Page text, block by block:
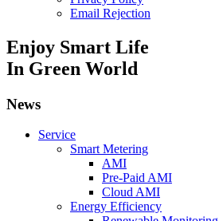
Email Rejection
Enjoy Smart Life
In Green World
News
Service
Smart Metering
AMI
Pre-Paid AMI
Cloud AMI
Energy Efficiency